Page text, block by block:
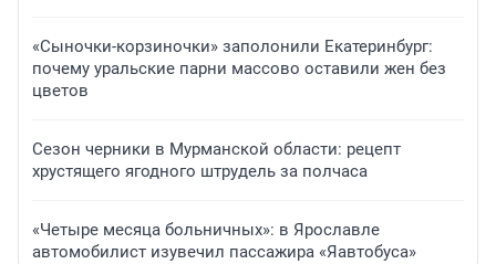
«Сыночки-корзиночки» заполонили Екатеринбург:
почему уральские парни массово оставили жен без
цветов
Сезон черники в Мурманской области: рецепт
хрустящего ягодного штрудель за полчаса
«Четыре месяца больничных»: в Ярославле
автомобилист изувечил пассажира «Яавтобуса»